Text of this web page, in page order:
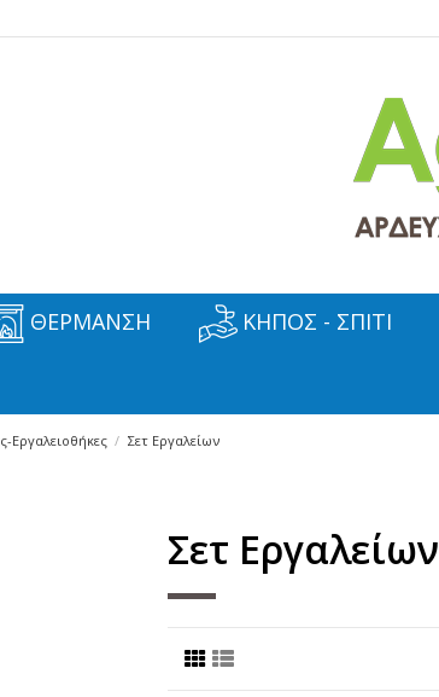
ΘΕΡΜΑΝΣΗ ΚΗΠΟΣ - ΣΠΙΤΙ
Εργαλειοθήκες Σετ Εργαλείων
Σετ Εργαλείων